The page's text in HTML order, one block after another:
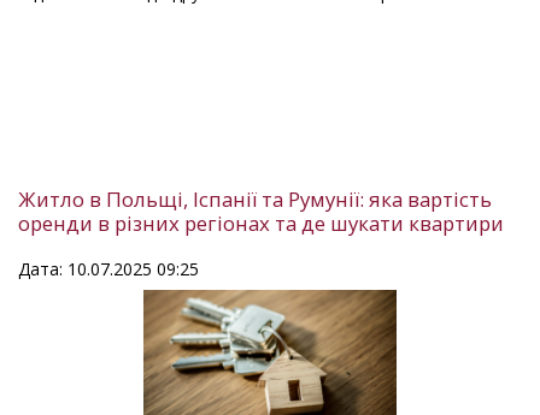
Житло в Польщі, Іспанії та Румунії: яка вартість
оренди в різних регіонах та де шукати квартири
Дата: 10.07.2025 09:25